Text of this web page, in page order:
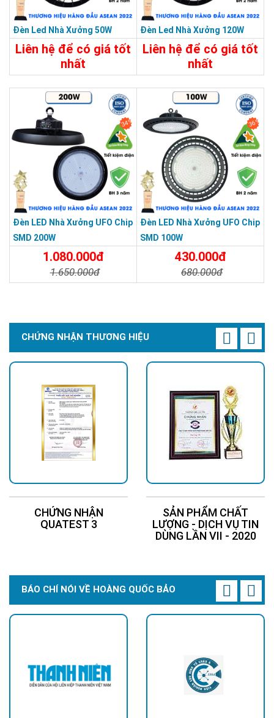
Driver Autovolt 85–265V xử lý được toàn bộ dải này mà không
cần thêm thiết bị ổn áp ngoài. Bạn có thể lắp đặt cho cả thị
trường xuất khẩu 110V hoặc 220V mà không cần thay driver.
370k, giao toàn quốc
Ứng dụng thực tế
Đèn Led Nhà Xưởng 50W
Liên hệ để có giá tốt
nhất
Đèn Led Nhà Xưởng 120W
Liên hệ để có giá tốt
nhất
34%
Đèn LED Nhà Xưởng UFO Chip
SMD 200W
1.080.000đ
1.650.000đ
36%
Đèn LED Nhà Xưởng UFO Chip
SMD 100W
430.000đ
680.000đ
CHỨNG NHẬN THƯƠNG HIỆU
CHỨNG NHẬN
QUATEST 3
SẢN PHẨM CHẤT
LƯỢNG - DỊCH VỤ TIN
DÙNG LẦN VII - 2020
BÁO CHÍ NÓI VỀ HOÀNG QUỐC BẢO